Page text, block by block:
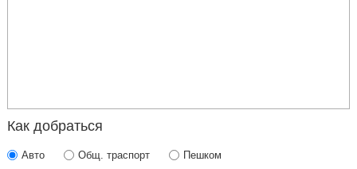
Как добраться
Авто Общ. траспорт Пешком